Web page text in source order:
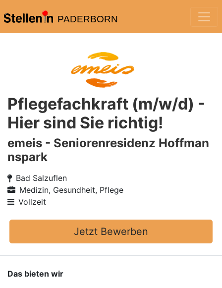
PADERBORN
Pflegefachkraft (m/w/d) -
Hier sind Sie richtig!
emeis - Seniorenresidenz Hoffman
nspark
Bad Salzuflen
Medizin, Gesundheit, Pflege
Vollzeit
Jetzt Bewerben
Das bieten wir